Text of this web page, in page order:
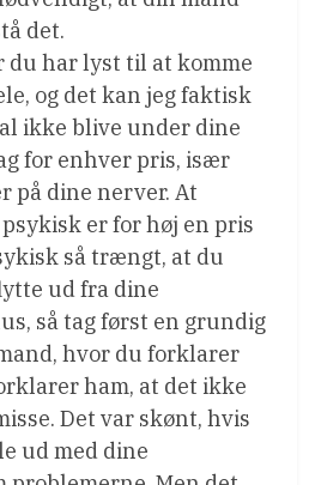
det.
du har lyst til at komme
og det kan jeg faktisk
ikke blive under dine
for enhver pris, især
på dine nerver. At
er for høj en pris
så trængt, at du
ud fra dine
så tag først en grundig
hvor du forklarer
ham, at det ikke
Det var skønt, hvis
ud med dine